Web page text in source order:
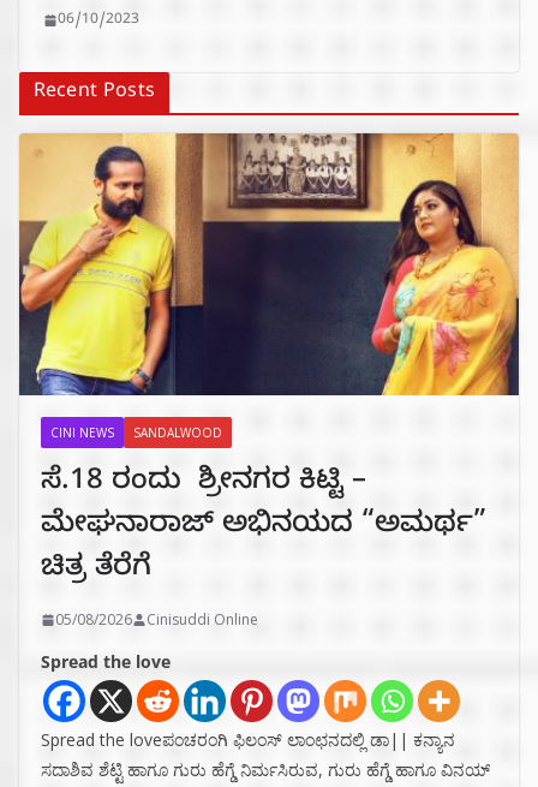
06/10/2023
Recent Posts
CINI NEWS SANDALWOOD
ಸೆ.18 ರಂದು ಶ್ರೀನಗರ ಕಿಟ್ಟಿ –
ಮೇಘನಾರಾಜ್ ಅಭಿನಯದ “ಅಮರ್ಥ”
ಚಿತ್ರ ತೆರೆಗೆ
05/08/2026 Cinisuddi Online
Spread the love
Spread the loveಪಂಚರಂಗಿ ಫಿಲಂಸ್ ಲಾಂಛನದಲ್ಲಿ ಡಾ|| ಕನ್ಯಾನ
ಸದಾಶಿವ ಶೆಟ್ಟಿ ಹಾಗೂ ಗುರು ಹೆಗ್ಡೆ ನಿರ್ಮಸಿರುವ, ಗುರು ಹೆಗ್ಡೆ ಹಾಗೂ ವಿನಯ್